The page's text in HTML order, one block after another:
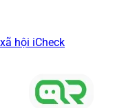
hội iCheck